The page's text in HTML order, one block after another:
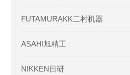
FUTAMURAKK二村机器
ASAHI旭精工
NIKKEN日研